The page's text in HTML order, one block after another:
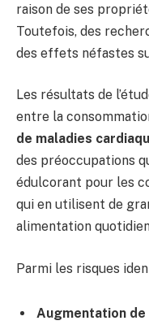
raison de ses
Toutefois, des
des effets néfastes
Les résultats de
entre la
de maladies
des préoccupations
édulcorant pour les
qui en utilisent de
alimentation
Parmi les risques
Augmentation de